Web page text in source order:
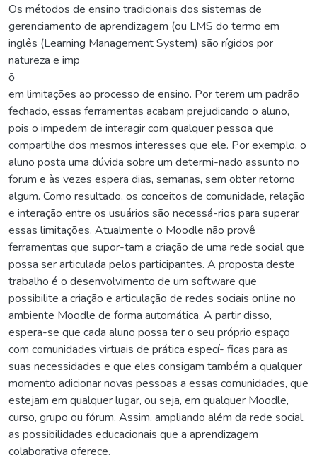
Os métodos de ensino tradicionais dos sistemas de
gerenciamento de aprendizagem (ou LMS do termo em
inglês (Learning Management System) são rígidos por
natureza e imp
ō
em limitações ao processo de ensino. Por terem um padrão
fechado, essas ferramentas acabam prejudicando o aluno,
pois o impedem de interagir com qualquer pessoa que
compartilhe dos mesmos interesses que ele. Por exemplo, o
aluno posta uma dúvida sobre um determi-nado assunto no
forum e às vezes espera dias, semanas, sem obter retorno
algum. Como resultado, os conceitos de comunidade, relação
e interação entre os usuários são necessá-rios para superar
essas limitações. Atualmente o Moodle não provê
ferramentas que supor-tam a criação de uma rede social que
possa ser articulada pelos participantes. A proposta deste
trabalho é o desenvolvimento de um software que
possibilite a criação e articulação de redes sociais online no
ambiente Moodle de forma automática. A partir disso,
espera-se que cada aluno possa ter o seu próprio espaço
com comunidades virtuais de prática especí- ficas para as
suas necessidades e que eles consigam também a qualquer
momento adicionar novas pessoas a essas comunidades, que
estejam em qualquer lugar, ou seja, em qualquer Moodle,
curso, grupo ou fórum. Assim, ampliando além da rede social,
as possibilidades educacionais que a aprendizagem
colaborativa oferece.